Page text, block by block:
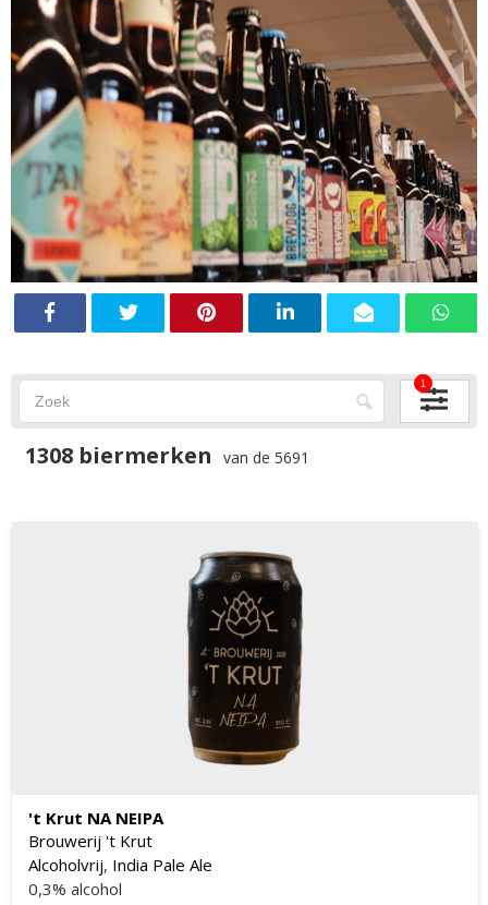
1
1308 biermerken van de 5691
't Krut NA NEIPA
Brouwerij 't Krut
Alcoholvrij, India Pale Ale
0,3% alcohol